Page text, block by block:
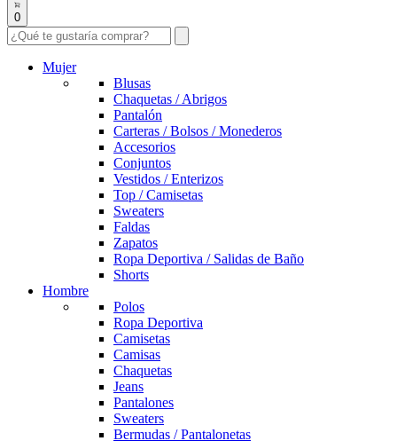
0
Mujer
Blusas
Chaquetas / Abrigos
Pantalón
Carteras / Bolsos / Monederos
Accesorios
Conjuntos
Vestidos / Enterizos
Top / Camisetas
Sweaters
Faldas
Zapatos
Ropa Deportiva / Salidas de Baño
Shorts
Hombre
Polos
Ropa Deportiva
Camisetas
Camisas
Chaquetas
Jeans
Pantalones
Sweaters
Bermudas / Pantalonetas